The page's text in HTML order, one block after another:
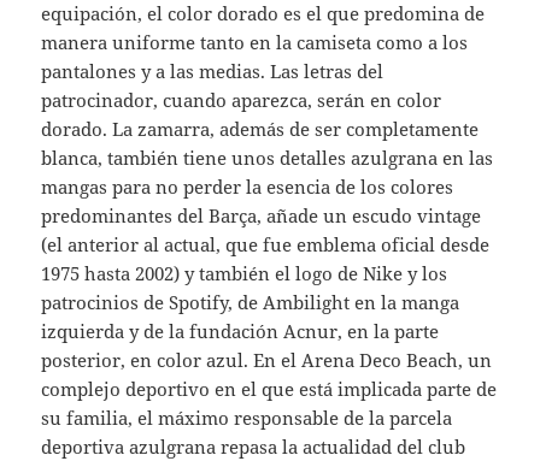
equipación, el color dorado es el que predomina de
manera uniforme tanto en la camiseta como a los
pantalones y a las medias. Las letras del
patrocinador, cuando aparezca, serán en color
dorado. La zamarra, además de ser completamente
blanca, también tiene unos detalles azulgrana en las
mangas para no perder la esencia de los colores
predominantes del Barça, añade un escudo vintage
(el anterior al actual, que fue emblema oficial desde
1975 hasta 2002) y también el logo de Nike y los
patrocinios de Spotify, de Ambilight en la manga
izquierda y de la fundación Acnur, en la parte
posterior, en color azul. En el Arena Deco Beach, un
complejo deportivo en el que está implicada parte de
su familia, el máximo responsable de la parcela
deportiva azulgrana repasa la actualidad del club